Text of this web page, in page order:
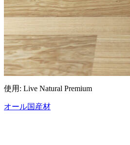
使用: Live Natural Premium
オール国産材